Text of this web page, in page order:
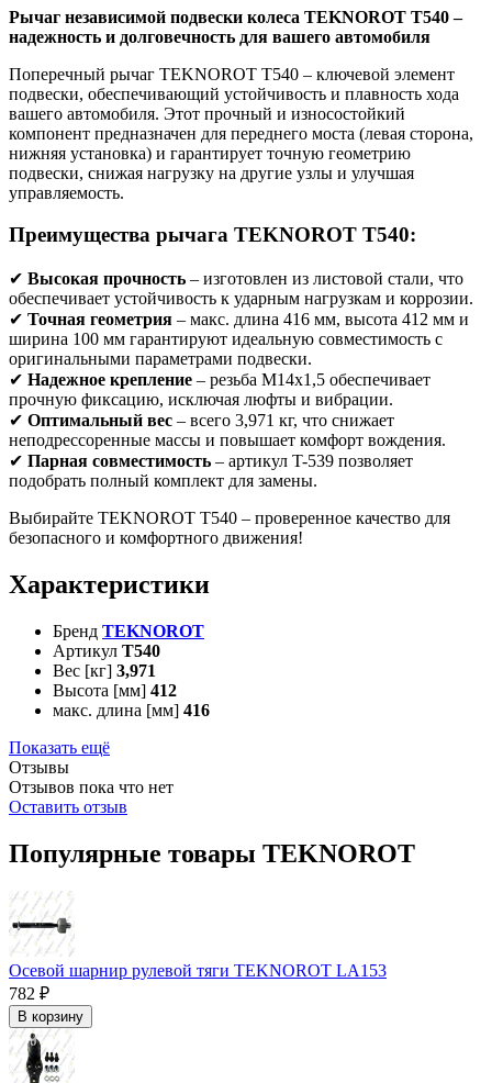
Рычаг независимой подвески колеса TEKNOROT T540 –
надежность и долговечность для вашего автомобиля
Поперечный рычаг TEKNOROT T540 – ключевой элемент
подвески, обеспечивающий устойчивость и плавность хода
вашего автомобиля. Этот прочный и износостойкий
компонент предназначен для переднего моста (левая сторона,
нижняя установка) и гарантирует точную геометрию
подвески, снижая нагрузку на другие узлы и улучшая
управляемость.
Преимущества рычага TEKNOROT T540:
✔ Высокая прочность – изготовлен из листовой стали, что
обеспечивает устойчивость к ударным нагрузкам и коррозии.
✔ Точная геометрия – макс. длина 416 мм, высота 412 мм и
ширина 100 мм гарантируют идеальную совместимость с
оригинальными параметрами подвески.
✔ Надежное крепление – резьба M14x1,5 обеспечивает
прочную фиксацию, исключая люфты и вибрации.
✔ Оптимальный вес – всего 3,971 кг, что снижает
неподрессоренные массы и повышает комфорт вождения.
✔ Парная совместимость – артикул T-539 позволяет
подобрать полный комплект для замены.
Выбирайте TEKNOROT T540 – проверенное качество для
безопасного и комфортного движения!
Характеристики
Бренд TEKNOROT
Артикул T540
Вес [кг] 3,971
Высота [мм] 412
макс. длина [мм] 416
Показать ещё
Отзывы
Отзывов пока что нет
Оставить отзыв
Популярные товары TEKNOROT
Осевой шарнир рулевой тяги TEKNOROT LA153
782 ₽
В корзину